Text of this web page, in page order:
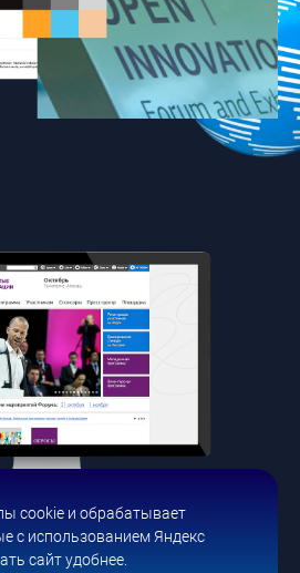
cookie и обрабатывает
с использованием Яндекс
сайт удобнее.